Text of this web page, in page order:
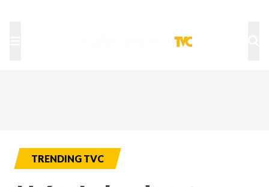
TRENDING TVC